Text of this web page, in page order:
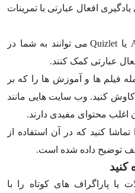
افعال عبارتی با تمرینات
یا Quizletمی توانند به شما در
عبارتی کمک کنند.
فیلم ها و آموزش ها را که بر
کاوش کنید. وب سایت هایی مانند
اغلب محتوای مفیدی دارند.
تماشا کنید که در آن استفاده از
توضیح داده شده است.
یا پاراگراف های کوتاه را با